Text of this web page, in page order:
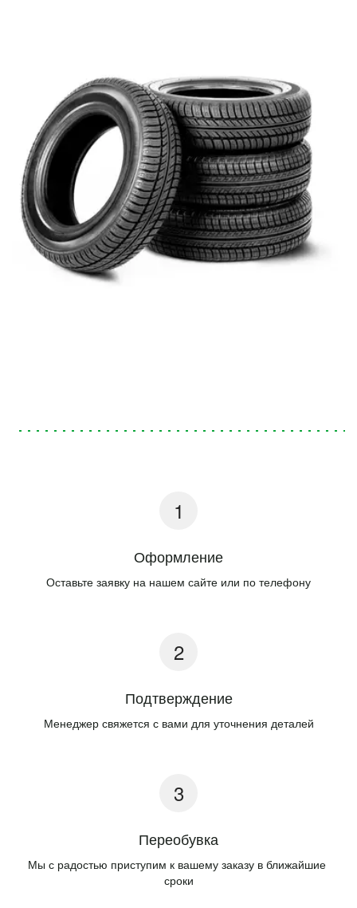
Оформление
Оставьте заявку на нашем сайте или по телефону
Подтверждение
Менеджер свяжется с вами для уточнения деталей
Переобувка
Мы с радостью приступим к вашему заказу в ближайшие
сроки